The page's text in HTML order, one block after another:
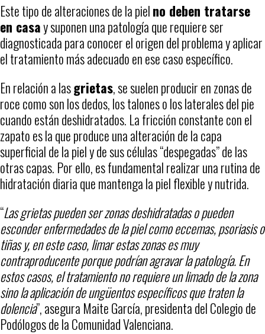
Este tipo de alteraciones de la pielno deben tratarse
en casay suponen una patología que requiere ser
diagnosticada para conocer el origen del problema y aplicar
el tratamiento más adecuado en ese caso específico.
En relación a lasgrietas, se suelen producir en zonas de
roce como son los dedos, los talones o los laterales del pie
cuando están deshidratados. La fricción constante con el
zapato es la que produce una alteración de la capa
superficial de la piel y de sus células “despegadas” de las
otras capas. Por ello, es fundamental realizar una rutina de
hidratación diaria que mantenga la piel flexible y nutrida.
“Las grietas pueden ser zonas deshidratadas o pueden
esconder enfermedades de la piel como eccemas, psoriasis o
tiñas y, en este caso, limar estas zonas es muy
contraproducente porque podrían agravar la patología. En
estos casos, el tratamiento no requiere un limado de la zona
sino la aplicación de ungüentos específicos que traten la
dolencia”, asegura Maite García, presidenta del Colegio de
Podólogos de la Comunidad Valenciana.